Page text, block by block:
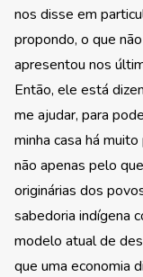
nos disse em
propondo, o que
apresentou nos
Então, ele está
me ajudar, para
minha casa há
não apenas pelo
originárias dos
sabedoria indígena
modelo atual de
que uma economia